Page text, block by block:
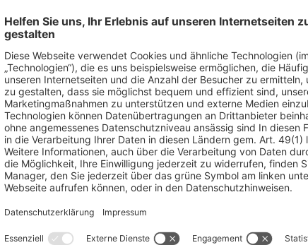
©
die vom Heidelberger IFEU-Institut im Juli 2019
Greenwashing.
und Aluminium bestehende Einwegverpackung, die lediglich
mit falschen Angaben zu Mehrweg und dem Zauberinstrument
die Vermüllung der Landschaft, Eintrag der Kunststoffpartikel
Betrachtung ausgeklammert. Auch die in der IFEU-Studie
wie eine Infografik der DUH zeigt. Demnach wird kaum
zudem als nicht kreislauffähig, da diese immer wieder
Schon die Bezeichnung ‚Getränkekarton‘ täusche über den bis
Marktführer Tetra Pak bringt weltweit 721.000 Tonnen
weltweit.